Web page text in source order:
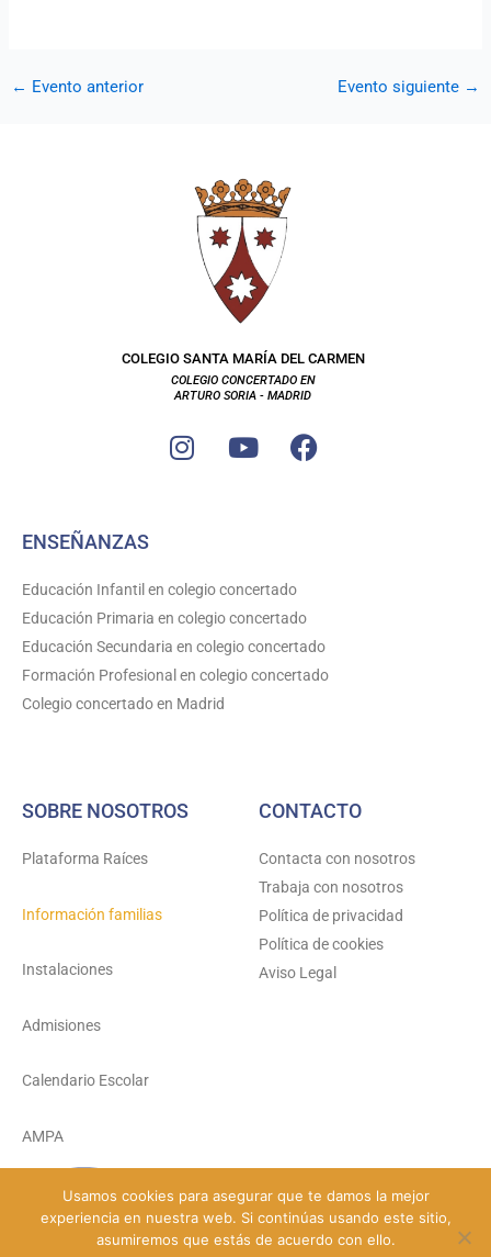
← Evento anterior Evento siguiente →
COLEGIO SANTA MARÍA DEL CARMEN
COLEGIO CONCERTADO EN
ARTURO SORIA - MADRID
I
n
g
r
a
m
Y
o
e
F
a
k
ENSEÑANZAS
Educación Infantil en colegio concertado
Educación Primaria en colegio concertado
Educación Secundaria en colegio concertado
Formación Profesional en colegio concertado
Colegio concertado en Madrid
SOBRE NOSOTROS
Plataforma Raíces
Información familias
Instalaciones
Admisiones
Calendario Escolar
AMPA
CONTACTO
Contacta con nosotros
Trabaja con nosotros
Política de privacidad
Política de cookies
Aviso Legal
© Colegio Santa María del Carmen 2026 - Todos los derechos reservados
Usamos cookies para asegurar que te damos la mejor
experiencia en nuestra web. Si continúas usando este sitio,
asumiremos que estás de acuerdo con ello.